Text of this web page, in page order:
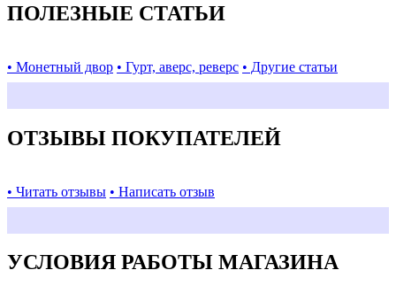
ПОЛЕЗНЫЕ СТАТЬИ
• Монетный двор • Гурт, аверс, реверс • Другие статьи
ОТЗЫВЫ ПОКУПАТЕЛЕЙ
• Читать отзывы • Написать отзыв
УСЛОВИЯ РАБОТЫ МАГАЗИНА